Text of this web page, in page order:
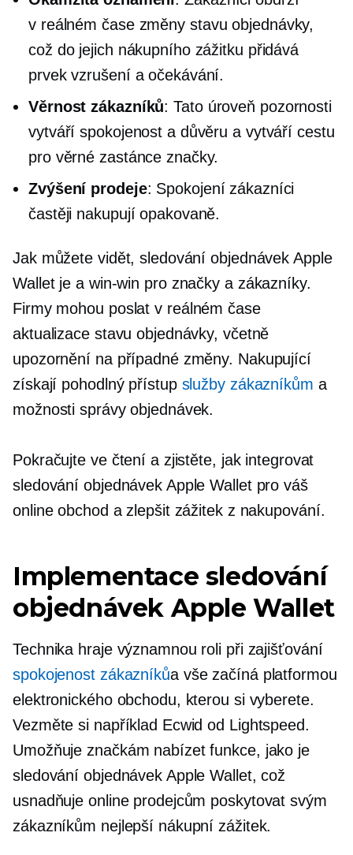
v reálném časezměny stavu objednávky,
což do jejich nákupního zážitku přidává
prvek vzrušení a očekávání.
Věrnost zákazníků: Tato úroveň pozornosti
vytváří spokojenost a důvěru a vytváří cestu
pro věrné zastánce značky.
Zvýšení prodeje: Spokojení zákazníci
častěji nakupují opakovaně.
Jak můžete vidět, sledování objednávek Apple
Wallet je a win-win pro značky a zákazníky.
Firmy mohou poslatv reálném čase
aktualizace stavu objednávky, včetně
upozornění na případné změny. Nakupující
získají pohodlný přístup služby zákazníkům a
možnosti správy objednávek.
Pokračujte ve čtení a zjistěte, jak integrovat
sledování objednávek Apple Wallet pro váš
online obchod a zlepšit zážitek z nakupování.
Implementace sledování
objednávek Apple Wallet
Technika hraje významnou roli při zajišťování
spokojenost zákazníkůa vše začíná platformou
elektronického obchodu, kterou si vyberete.
Vezměte si například Ecwid od Lightspeed.
Umožňuje značkám nabízet funkce, jako je
sledování objednávek Apple Wallet, což
usnadňuje online prodejcům poskytovat svým
zákazníkům nejlepší nákupní zážitek.